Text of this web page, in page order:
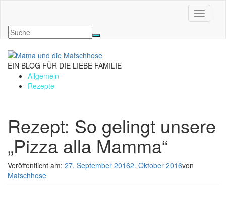
EIN BLOG FÜR DIE LIEBE FAMILIE
Allgemein
Rezepte
Rezept: So gelingt unsere
„Pizza alla Mamma“
Veröffentlicht am: 27. September 20162. Oktober 2016von
Matschhose